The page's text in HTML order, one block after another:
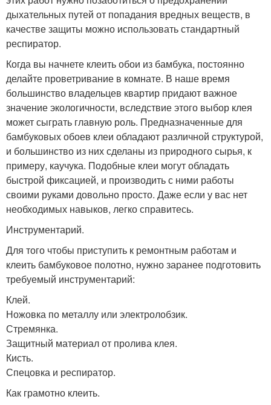
дыхательных путей от попадания вредных веществ, в
качестве защиты можно использовать стандартный
респиратор.
Когда вы начнете клеить обои из бамбука, постоянно
делайте проветривание в комнате. В наше время
большинство владельцев квартир придают важное
значение экологичности, вследствие этого выбор клея
может сыграть главную роль. Предназначенные для
бамбуковых обоев клеи обладают различной структурой,
и большинство из них сделаны из природного сырья, к
примеру, каучука. Подобные клеи могут обладать
быстрой фиксацией, и производить с ними работы
своими руками довольно просто. Даже если у вас нет
необходимых навыков, легко справитесь.
Инструментарий.
Для того чтобы приступить к ремонтным работам и
клеить бамбуковое полотно, нужно заранее подготовить
требуемый инструментарий:
Клей.
Ножовка по металлу или электролобзик.
Стремянка.
Защитный материал от пролива клея.
Кисть.
Спецовка и респиратор.
Как грамотно клеить.